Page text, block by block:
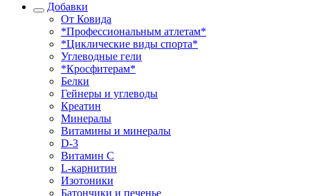
Добавки
От Ковида
*Профессиональным атлетам*
*Циклические виды спорта*
Углеводные гели
*Кросфитерам*
Белки
Гейнеры и углеводы
Креатин
Минералы
Витамины и минералы
D-3
Витамин С
L-карнитин
Изотоники
Батончики и печенье